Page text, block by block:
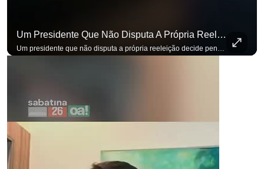
Um Presidente Que Não Disputa A Própria Reeleição Decide Pensando Em Quem Vem Depois.
para não perder nenhuma